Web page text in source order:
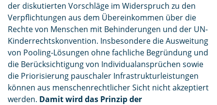
der diskutierten Vorschläge im Widerspruch zu den
Verpflichtungen aus dem Übereinkommen über die
Rechte von Menschen mit Behinderungen und der UN-
Kinderrechtskonvention. Insbesondere die Ausweitung
von Pooling-Lösungen ohne fachliche Begründung und
die Berücksichtigung von Individualansprüchen sowie
die Priorisierung pauschaler Infrastrukturleistungen
können aus menschenrechtlicher Sicht nicht akzeptiert
werden. Damit wird das Prinzip der